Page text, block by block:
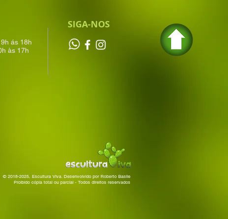
ás 18h
às 17h
SIGA-NOS
© 2018-2025, Escultura Viva. Desenvolvido por Roberto Basile
Proibido cópia total ou parcial - Todos direitos reservados